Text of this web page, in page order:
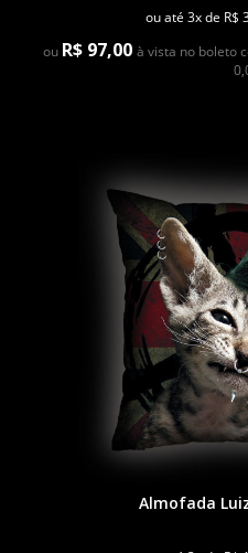
ou até 3x de R$
ou R$ 97,00 à vista no boleto
Almofada